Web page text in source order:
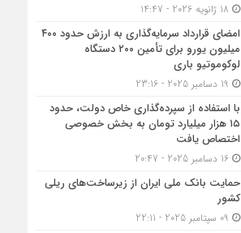
امضای قرارداد سرمایه‌گذاری به ارزش حدود ۴۰۰
میلیون یورو برای تأمین ۲۰۰ دستگاه
لوکوموتیو باری
با استفاده از سپرده‌گذاری خاص دولت، حدود
۱۵ هزار میلیارد تومان به بخش خصوصی
اختصاص یافت
16 دسامبر 2025 - 20:47
حمایت بانک ملی ایران از زیرساخت‌های ریلی
کشور